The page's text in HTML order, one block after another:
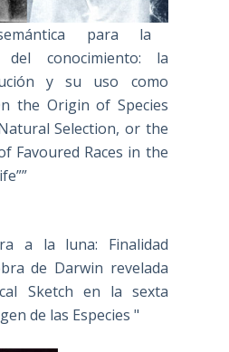
para la
del conocimiento: la
y su uso como
the Origin of Species
Selection, or the
Favoured Races in the
a la luna: Finalidad
de Darwin revelada
Sketch en la sexta
de las Especies "